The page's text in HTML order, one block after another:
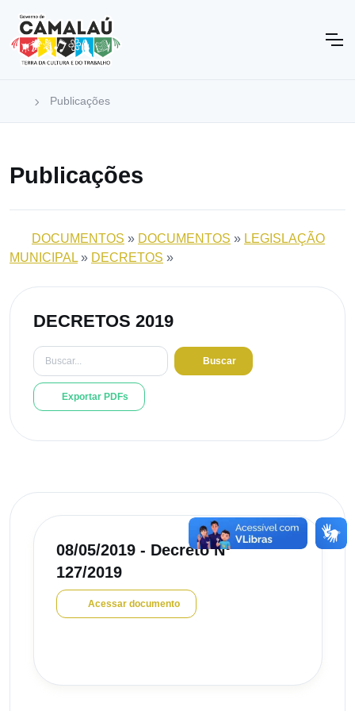
Publicações
Publicações
DOCUMENTOS » DOCUMENTOS » LEGISLAÇÃO
MUNICIPAL » DECRETOS »
DECRETOS 2019
Buscar
Exportar PDFs
08/05/2019 - Decreto Nº
127/2019
Acessar documento